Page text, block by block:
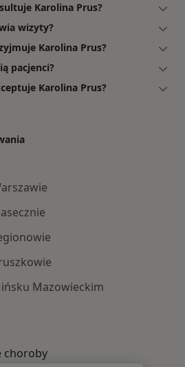
Karolina Prus?
wizyty?
Karolina Prus?
pacjenci?
Karolina Prus?
Mazowieckim
choroby